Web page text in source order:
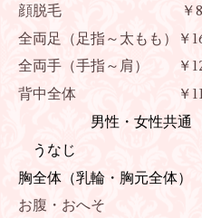
顔脱毛 ￥
全両足（足指～太もも）
全両手（手指～肩） ￥
背中全体 ￥
男性・女性共通
うなじ ￥
胸全体（乳輪・胸元全
お腹・おへそ